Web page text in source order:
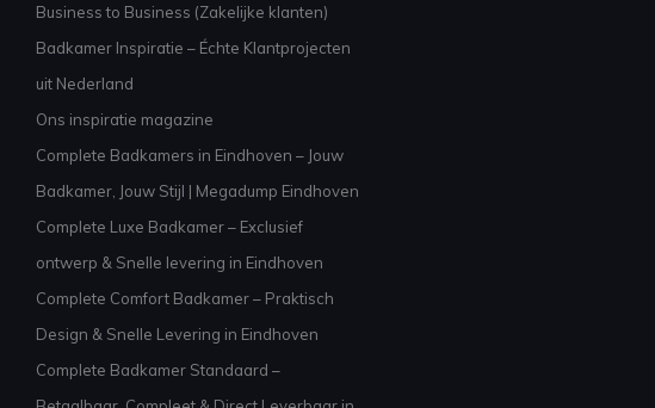
Business to Business (Zakelijke klanten)
Badkamer Inspiratie – Échte Klantprojecten
uit Nederland
Ons inspiratie magazine
Complete Badkamers in Eindhoven – Jouw
Badkamer, Jouw Stijl | Megadump Eindhoven
Complete Luxe Badkamer – Exclusief
ontwerp & Snelle levering in Eindhoven
Complete Comfort Badkamer – Praktisch
Design & Snelle Levering in Eindhoven
Complete Badkamer Standaard –